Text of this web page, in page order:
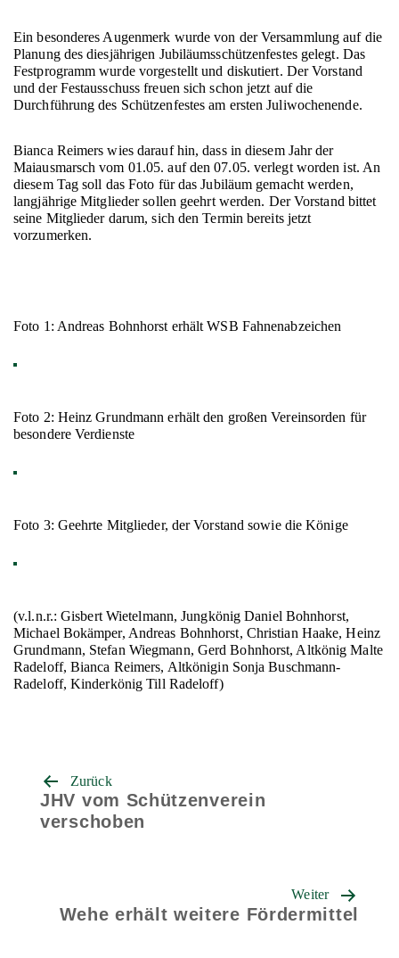
Ein besonderes Augenmerk wurde von der Versammlung auf die
Planung des diesjährigen Jubiläumsschützenfestes gelegt. Das
Festprogramm wurde vorgestellt und diskutiert. Der Vorstand
und der Festausschuss freuen sich schon jetzt auf die
Durchführung des Schützenfestes am ersten Juliwochenende.
Bianca Reimers wies darauf hin, dass in diesem Jahr der
Maiausmarsch vom 01.05. auf den 07.05. verlegt worden ist. An
diesem Tag soll das Foto für das Jubiläum gemacht werden,
langjährige Mitglieder sollen geehrt werden. Der Vorstand bittet
seine Mitglieder darum, sich den Termin bereits jetzt
vorzumerken.
Foto 1: Andreas Bohnhorst erhält WSB Fahnenabzeichen
Foto 2: Heinz Grundmann erhält den großen Vereinsorden für
besondere Verdienste
Foto 3: Geehrte Mitglieder, der Vorstand sowie die Könige
(v.l.n.r.: Gisbert Wietelmann, Jungkönig Daniel Bohnhorst,
Michael Bokämper, Andreas Bohnhorst, Christian Haake, Heinz
Grundmann, Stefan Wiegmann, Gerd Bohnhorst, Altkönig Malte
Radeloff, Bianca Reimers, Altkönigin Sonja Buschmann-
Radeloff, Kinderkönig Till Radeloff)
Beitrags-
Navigation
Zurück
JHV vom Schützenverein
verschoben
Weiter
Wehe erhält weitere Fördermittel